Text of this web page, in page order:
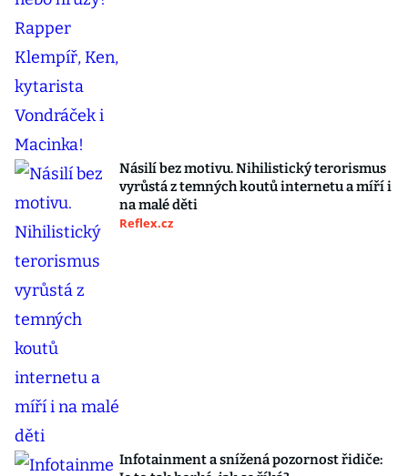
Násilí bez motivu. Nihilistický terorismus
vyrůstá z temných koutů internetu a míří i
na malé děti
Reflex.cz
Infotainment a snížená pozornost řidiče: